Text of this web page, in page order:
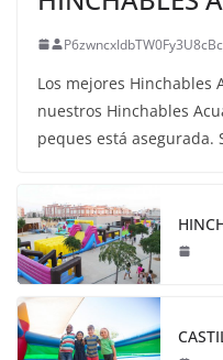
Los mejores Hinchables
nuestros Hinchables
peques está asegurada.